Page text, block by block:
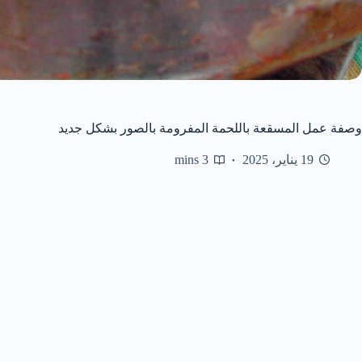
وصفة عمل المسقعة باللحمة المفرومة بالصور بشكل جديد
19 يناير، 2025 3 mins